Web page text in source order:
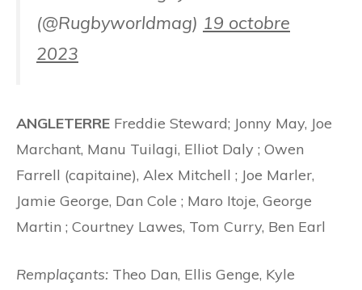
(@Rugbyworldmag) 19 octobre
2023
ANGLETERRE Freddie Steward; Jonny May, Joe
Marchant, Manu Tuilagi, Elliot Daly ; Owen
Farrell (capitaine), Alex Mitchell ; Joe Marler,
Jamie George, Dan Cole ; Maro Itoje, George
Martin ; Courtney Lawes, Tom Curry, Ben Earl
Remplaçants: Theo Dan, Ellis Genge, Kyle